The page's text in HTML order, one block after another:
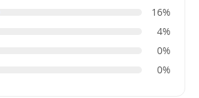
16%
4%
0%
0%